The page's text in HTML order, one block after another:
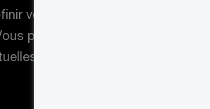
votre avenir plus clairement,
pouvez établir des priorités,
et découvrir de nouvelles